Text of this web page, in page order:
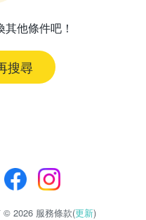
他條件吧！
搜尋
© 2026 服務條款(更新)